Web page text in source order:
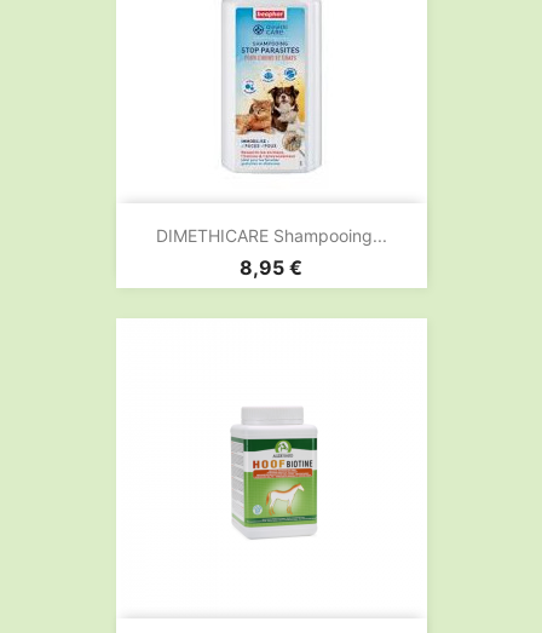
DIMETHICARE Shampooing...
Prix
8,95 €